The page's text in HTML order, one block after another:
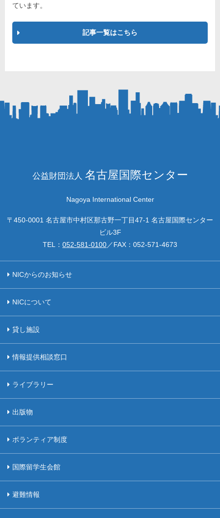
ています。
記事一覧はこちら
公益財団法人 名古屋国際センター
Nagoya International Center
〒450-0001 名古屋市中村区那古野一丁目47-1 名古屋国際センター
ビル3F
TEL： 052-581-0100／FAX： 052-571-4673
NICからのお知らせ
NICについて
貸し施設
情報提供相談窓口
ライブラリー
出版物
ボランティア制度
国際留学生会館
避難情報